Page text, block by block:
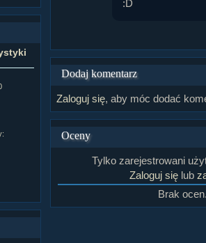
Napisanych artykułów:1,087
Zdjęć w galerii: 21,490
Postów na forum:319,637
Komentarzy do materiałów:
222,019
Wlepionych ostrzeżeń: 4,170
Dodaj komentarz
Zaloguj się, aby móc dodać
Oceny
Tylko zarejestrowani
Zaloguj się lub
Brak